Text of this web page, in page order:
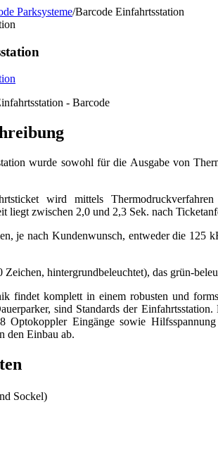
Parksysteme/Barcode Einfahrtsstation
- Barcode
wurde sowohl für die Ausgabe von
wird mittels
liegt zwischen 2,0 und 2,3 Sek. nach
je nach Kundenwunsch, entweder die 125
hintergrundbeleuchtet), das grün-
findet komplett in einem robusten und
sind Standards der
Optokoppler Eingänge sowie
den Einbau ab.
Sockel)